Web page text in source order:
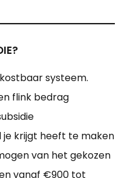
systeem.
flink bedrag
je krijgt heeft te maken
van het gekozen
vanaf €900 tot